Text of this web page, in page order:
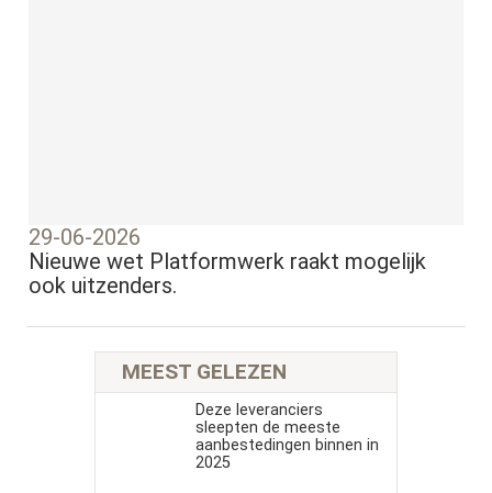
29-06-2026
Nieuwe wet Platformwerk raakt mogelijk
ook uitzenders.
MEEST GELEZEN
Deze leveranciers
sleepten de meeste
aanbestedingen binnen in
2025